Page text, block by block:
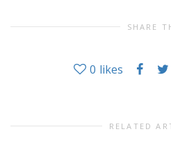
SHARE
0 likes
RELATED